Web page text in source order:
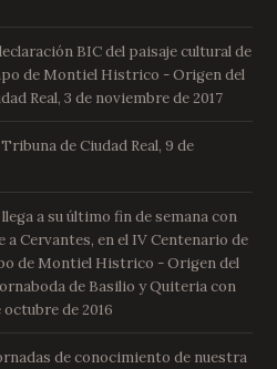
BIC del paisaje cultural de
de Montiel Histrico - Origen del
Real, 3 de noviembre de 2017
de Ciudad Real, 9 de
a su último fin de semana con
a Cervantes, en el IV Centenario de
de Montiel Histrico - Origen del
de Basilio y Quiteria con
octubre de 2016
de conocimiento de nuestra